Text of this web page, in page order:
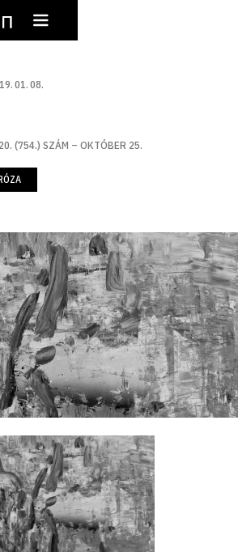
.01.08.
(754.) SZÁM – OKTÓBER 25.